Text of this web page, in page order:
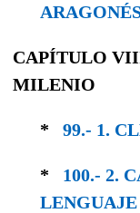
CAPÍTULO
MILENIO
* 99.- 1.
* 100.- 2.